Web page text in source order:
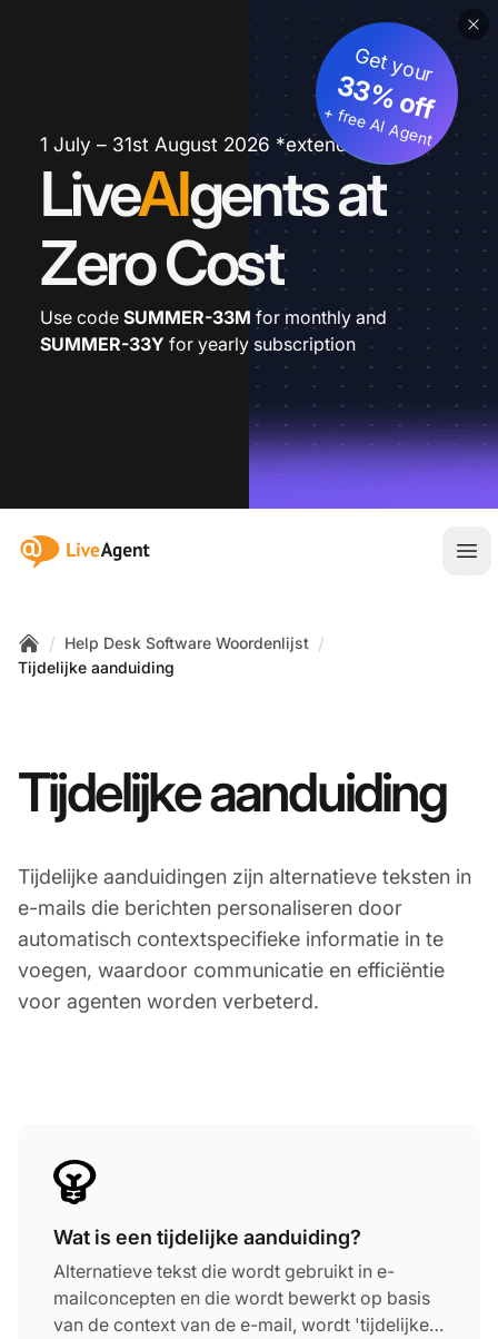
1 July – 31st August 2026 *extended
LiveAIgents at
Zero Cost
Get your
33% off
+ free AI Agent
Use code SUMMER-33M for monthly and
SUMMER-33Y for yearly subscription
:site.title
Home
/ Help Desk Software Woordenlijst /
Tijdelijke aanduiding
Tijdelijke aanduiding
Tijdelijke aanduidingen zijn alternatieve teksten in
e-mails die berichten personaliseren door
automatisch contextspecifieke informatie in te
voegen, waardoor communicatie en efficiëntie
voor agenten worden verbeterd.
Wat is een tijdelijke aanduiding?
Alternatieve tekst die wordt gebruikt in e-
mailconcepten en die wordt bewerkt op basis
van de context van de e-mail, wordt 'tijdelijke